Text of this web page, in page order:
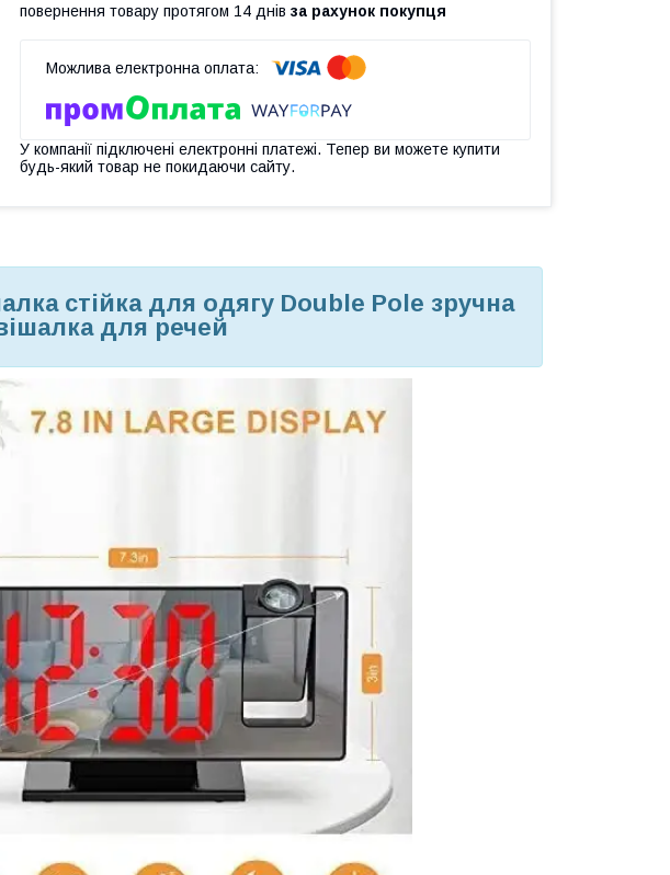
повернення товару протягом 14 днів за рахунок покупця
У компанії підключені електронні платежі. Тепер ви можете купити
будь-який товар не покидаючи сайту.
стійка для одягу Double Pole зручна
для речей